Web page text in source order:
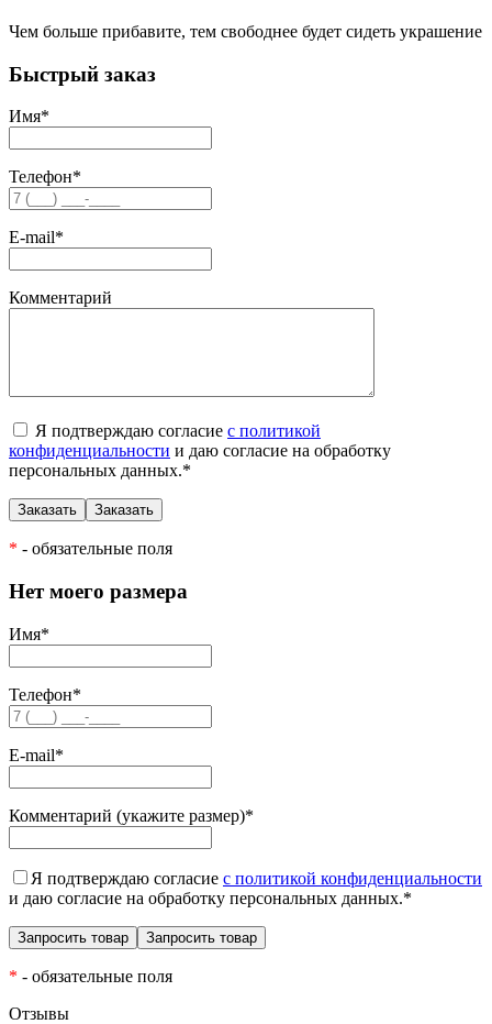
Чем больше прибавите, тем свободнее будет сидеть украшение
Быстрый заказ
Имя*
Телефон*
E-mail*
Комментарий
Я подтверждаю согласие с политикой
конфиденциальности и даю согласие на обработку
персональных данных.*
* - обязательные поля
Нет моего размера
Имя*
Телефон*
E-mail*
Комментарий (укажите размер)*
Я подтверждаю согласие с политикой конфиденциальности
и даю согласие на обработку персональных данных.*
* - обязательные поля
Отзывы